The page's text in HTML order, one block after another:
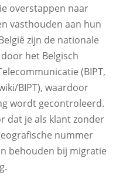
overstappen naar
vasthouden aan hun
zijn de nationale
het Belgisch
(BIPT,
BIPT), waardoor
wordt gecontroleerd.
dat je als klant zonder
nummer
behouden bij migratie